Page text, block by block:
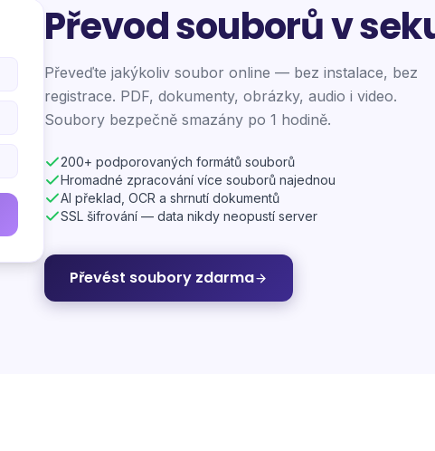
Převod souborů v
Převeďte jakýkoliv soubor online — bez instalace, bez
registrace. PDF, dokumenty, obrázky, audio i video.
Soubory bezpečně smazány po 1 hodině.
200+ podporovaných formátů souborů
Hromadné zpracování více souborů najednou
AI překlad, OCR a shrnutí dokumentů
SSL šifrování — data nikdy neopustí server
Převést soubory zdarma